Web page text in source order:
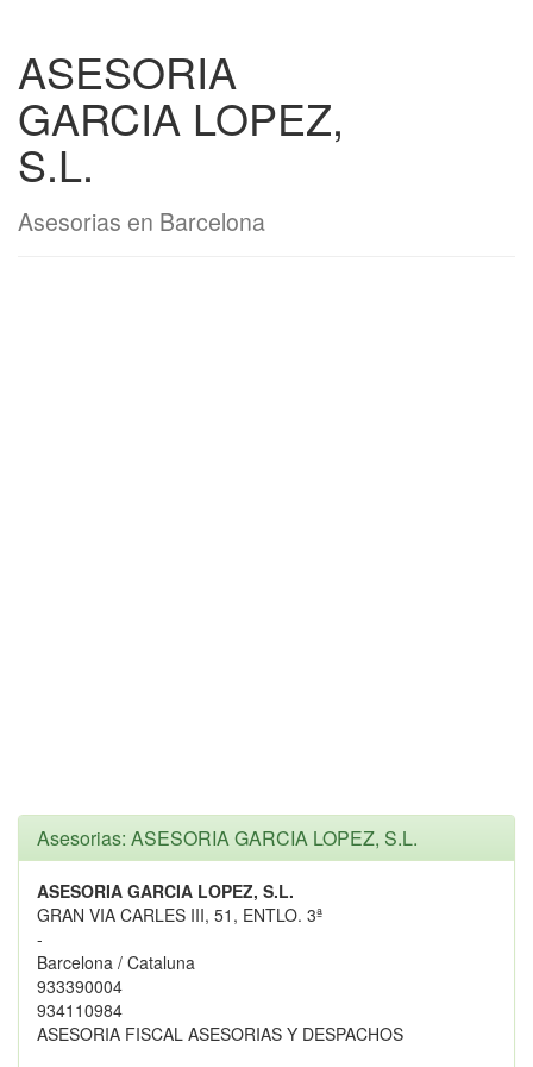
ASESORIA
GARCIA LOPEZ,
S.L.
Asesorias en Barcelona
Asesorias: ASESORIA GARCIA LOPEZ, S.L.
ASESORIA GARCIA LOPEZ, S.L.
GRAN VIA CARLES III, 51, ENTLO. 3ª
-
Barcelona / Cataluna
933390004
934110984
ASESORIA FISCAL ASESORIAS Y DESPACHOS